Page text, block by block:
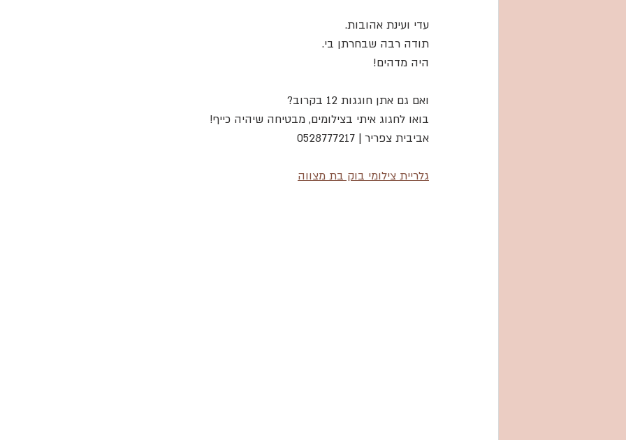
עדי ועינת אהובות.
תודה רבה שבחרתן בי.
היה מדהים!
ואם גם אתן חוגגות 12 בקרוב?
בואו לחגוג איתי בצילומים, מבטיחה שיהיה כייף!
אביבית צפריר | 0528777217
גלריית צילומי בוק בת מצווה